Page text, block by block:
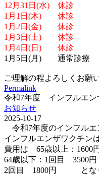
12月31日(水) 休診
1月1日(木) 休診
1月2日(金) 休診
1月3日(土) 休診
1月4日(日) 休診
1月5日(月) 通常診療
ご理解の程よろしくお願
Permalink
令和7年度 インフルエン
お知らせ
2025-10-17
令和7年度のインフルエ
インフルエンザワクチン
費用は 65歳以上：1600
64歳以下：1回目 3500円
2回目 1800円 となり